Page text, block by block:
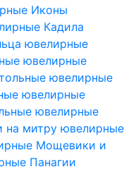
Иконы
Кадила
ювелирные
ювелирные
ювелирные
ювелирные
ювелирные
на митру ювелирные
Мощевики и
Панагии